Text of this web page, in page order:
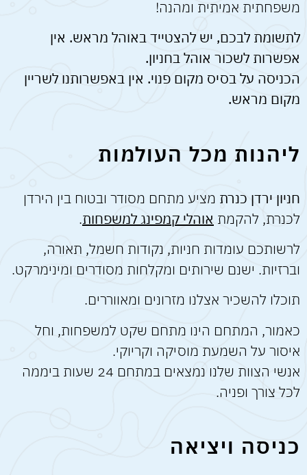
משפחתית אמיתית ומהנה!
לתשומת לבכם, יש להצטייד באוהל מראש. אין
אפשרות לשכור אוהל בחניון.
הכניסה על בסיס מקום פנוי. אין באפשרותנו לשריין
מקום מראש.
ליהנות מכל העולמות
חניון ירדן כנרת מציע מתחם מסודר ובטוח בין הירדן
לכנרת, להקמת אוהלי קמפינג למשפחות.
לרשותכם עומדות חניות, נקודות חשמל, תאורה,
וברזיות. ישנם שירותים ומקלחות מסודרים ומינימרקט.
תוכלו להשכיר אצלנו מזרונים ומאווררים.
כאמור, המתחם הינו מתחם שקט למשפחות, וחל
איסור על השמעת מוסיקה וקריוקי.
אנשי הצוות שלנו נמצאים במתחם 24 שעות ביממה
לכל צורך ופניה.
כניסה ויציאה